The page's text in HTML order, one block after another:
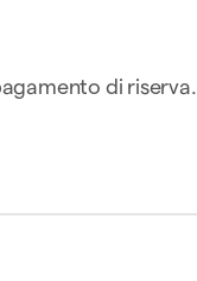
di riserva.